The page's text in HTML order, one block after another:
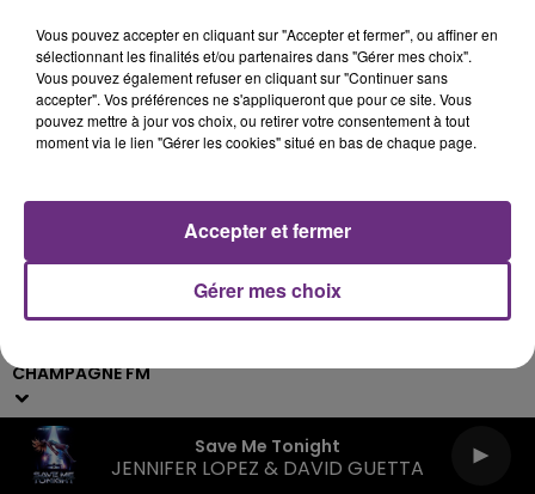
CHAMPAGNE FM
Save Me Tonight
JENNIFER LOPEZ & DAVID GUETTA
Vous pouvez accepter en cliquant sur "Accepter et fermer", ou affiner en
sélectionnant les finalités et/ou partenaires dans "Gérer mes choix".
Vous pouvez également refuser en cliquant sur "Continuer sans
accepter". Vos préférences ne s'appliqueront que pour ce site. Vous
pouvez mettre à jour vos choix, ou retirer votre consentement à tout
moment via le lien "Gérer les cookies" situé en bas de chaque page.
Gérer mes choix
Accepter et fermer